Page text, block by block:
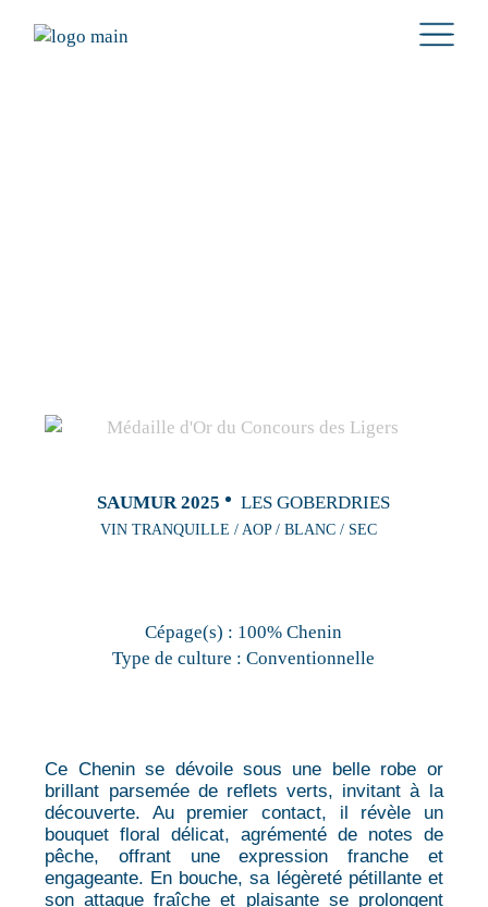
SAUMUR 2025 LES GOBERDRIES
VIN TRANQUILLE / AOP / BLANC / SEC
Cépage(s) : 100% Chenin
Type de culture : Conventionnelle
Ce Chenin se dévoile sous une belle robe or
brillant parsemée de reflets verts, invitant à la
découverte. Au premier contact, il révèle un
bouquet floral délicat, agrémenté de notes de
pêche, offrant une expression franche et
engageante. En bouche, sa légèreté pétillante et
son attaque fraîche et plaisante se prolongent